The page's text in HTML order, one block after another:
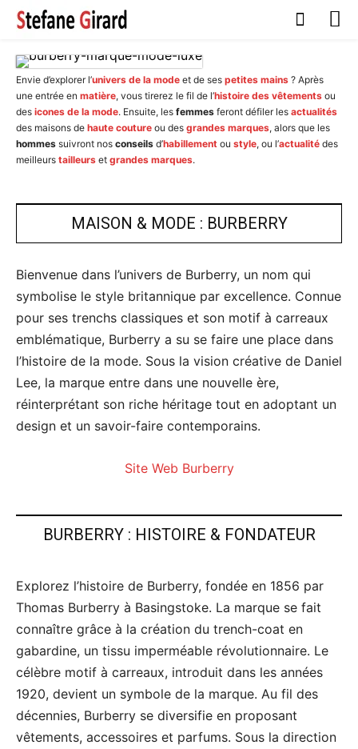
Envie d’explorer l’univers de la mode et de ses petites mains ? Après
une entrée en matière, vous tirerez le fil de l’histoire des vêtements ou
des icones de la mode. Ensuite, les femmes feront défiler les actualités
des maisons de haute couture ou des grandes marques, alors que les
hommes suivront nos conseils d’habillement ou style, ou l’actualité des
meilleurs tailleurs et grandes marques.
MAISON & MODE : BURBERRY
Bienvenue dans l’univers de Burberry, un nom qui
symbolise le style britannique par excellence. Connue
pour ses trenchs classiques et son motif à carreaux
emblématique, Burberry a su se faire une place dans
l’histoire de la mode. Sous la vision créative de Daniel
Lee, la marque entre dans une nouvelle ère,
réinterprétant son riche héritage tout en adoptant un
design et un savoir-faire contemporains.
Site Web Burberry
BURBERRY : HISTOIRE & FONDATEUR
Explorez l’histoire de Burberry, fondée en 1856 par
Thomas Burberry à Basingstoke. La marque se fait
connaître grâce à la création du trench-coat en
gabardine, un tissu imperméable révolutionnaire. Le
célèbre motif à carreaux, introduit dans les années
1920, devient un symbole de la marque. Au fil des
décennies, Burberry se diversifie en proposant
vêtements, accessoires et parfums. Sous la direction